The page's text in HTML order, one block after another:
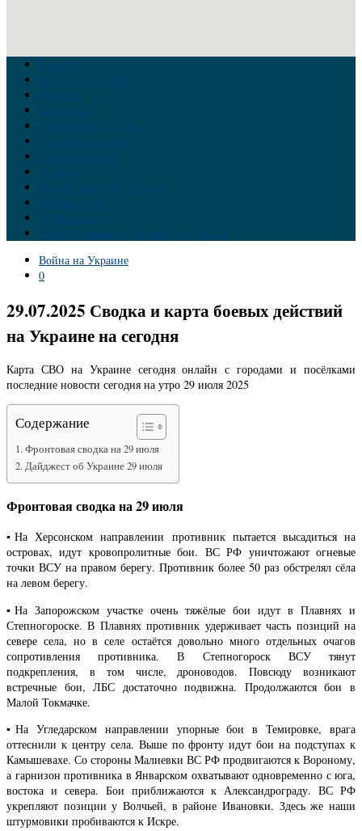
Главная
Война на Украине
Новости
Аналитика
Тайны Геополитики
Российские элиты
Теория заговора
Украина
Новый Мировой Порядок
Тайны истории
Обратная связь
Правила комментирования материалов
Война на Украине
0
29.07.2025 Сводка и карта боевых действий
на Украине на сегодня
Карта СВО на Украине сегодня онлайн с городами и посёлками
последние новости сегодня на утро 29 июля 2025
Содержание
Фронтовая сводка на 29 июля
Дайджест об Украине 29 июля
Фронтовая сводка на 29 июля
▪️На Херсонском направлении противник пытается высадиться на
островах, идут кровопролитные бои. ВС РФ уничтожают огневые
точки ВСУ на правом берегу. Противник более 50 раз обстрелял сёла
на левом берегу.
▪️На Запорожском участке очень тяжёлые бои идут в Плавнях и
Степногороске. В Плавнях противник удерживает часть позиций на
севере села, но в селе остаётся довольно много отдельных очагов
сопротивления противника. В Степногороск ВСУ тянут
подкрепления, в том числе, дроноводов. Повсюду возникают
встречные бои, ЛБС достаточно подвижна. Продолжаются бои в
Малой Токмачке.
▪️На Угледарском направлении упорные бои в Темировке, врага
оттеснили к центру села. Выше по фронту идут бои на подступах к
Камышевахе. Со стороны Малиевки ВС РФ продвигаются к Вороному,
а гарнизон противника в Январском охватывают одновременно с юга,
востока и севера. Бои приближаются к Александрограду. ВС РФ
укрепляют позиции у Волчьей, в районе Ивановки. Здесь же наши
штурмовики пробиваются к Искре.